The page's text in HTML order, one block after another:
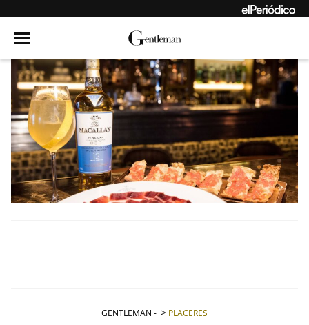
GENTLEMAN - PLACERES